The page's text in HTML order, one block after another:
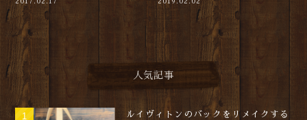
2017.02.17 2019.02.02
人気記事
ルイヴィトンのバックをリメイクする